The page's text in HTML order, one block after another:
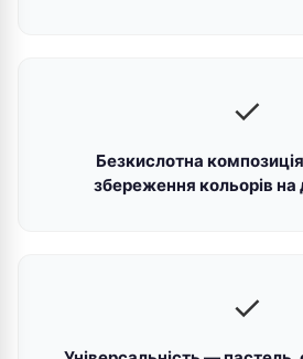
✓
Безкислотна
збереження кольорів на
✓